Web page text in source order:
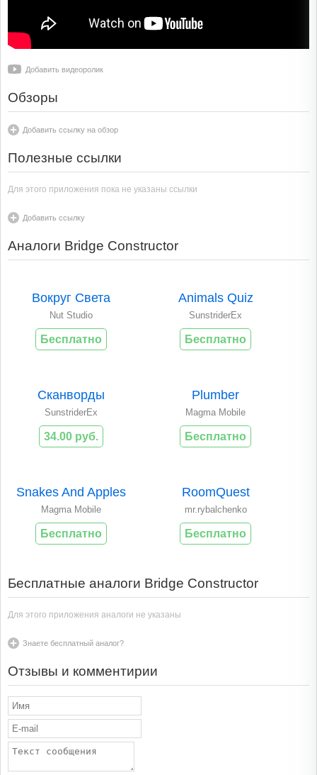
Добавить видеоролик
Обзоры
Добавить ссылку на обзор
Полезные ссылки
Для этого приложения пока не указаны ссылки
Добавить ссылку
Аналоги Bridge Constructor
Вокруг Света
Nut Studio
Бесплатно
Animals Quiz
SunstriderEx
Бесплатно
Сканворды
SunstriderEx
34.00 руб.
Plumber
Magma Mobile
Бесплатно
Snakes And Apples
Magma Mobile
Бесплатно
RoomQuest
mr.rybalchenko
Бесплатно
Бесплатные аналоги Bridge Constructor
Для этого приложения аналоги не указаны
Знаете бесплатный аналог?
Отзывы и комментирии